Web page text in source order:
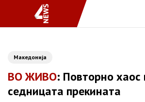
Македонија
ВО ЖИВО: Повторно
седницата прекината